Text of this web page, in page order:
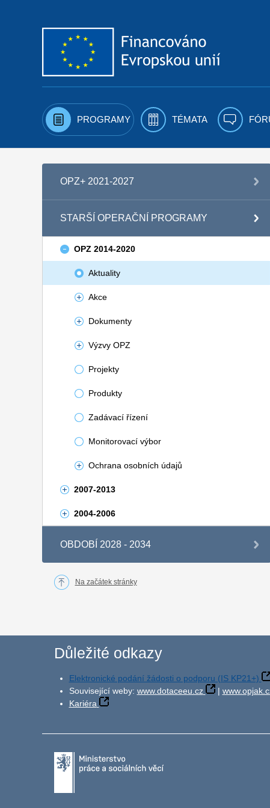
PROGRAMY TÉMATA
OPZ+ 2021-2027
STARŠÍ OPERAČNÍ PROGRAMY
OPZ 2014-2020
Aktuality
Akce
Dokumenty
Výzvy OPZ
Projekty
Produkty
Zadávací řízení
Monitorovací výbor
Ochrana osobních údajů
2007-2013
2004-2006
OBDOBÍ 2028 - 2034
Na začátek stránky
Důležité odkazy
Elektronické podání žádosti o podporu (IS KP21+)
Související weby: www.dotaceeu.cz |
Kariéra